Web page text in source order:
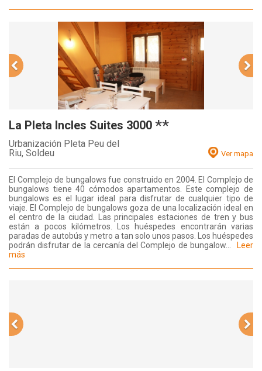
La Pleta Incles Suites 3000 **
Urbanización Pleta Peu del
Riu, Soldeu Ver mapa
El Complejo de bungalows fue construido en 2004. El Complejo de
bungalows tiene 40 cómodos apartamentos. Este complejo de
bungalows es el lugar ideal para disfrutar de cualquier tipo de
viaje. El Complejo de bungalows goza de una localización ideal en
el centro de la ciudad. Las principales estaciones de tren y bus
están a pocos kilómetros. Los huéspedes encontrarán varias
paradas de autobús y metro a tan solo unos pasos. Los huéspedes
podrán disfrutar de la cercanía del Complejo de bungalow...
Leer
más